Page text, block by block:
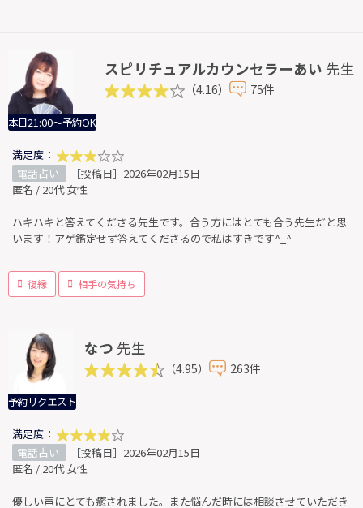
本日21:00～予約OK
スピリチュアルカウンセラーあい 先生
（4.16） 75件
満足度：
電話占い
［投稿日］2026年02月15日
匿名 / 20代 女性
ハキハキと答えてくださる先生です。合う方にはとても合う先生だと思
います！アゲ鑑定せず答えてくださるので私はすきです^_^
復縁 相手の気持ち
予約リクエスト
なつ 先生
（4.95） 263件
満足度：
電話占い
［投稿日］2026年02月15日
匿名 / 20代 女性
優しい声にとても癒されました。また悩んだ時には相談させていただき